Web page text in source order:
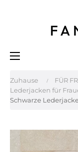
Umschalten
Navigation
☰
Zuhause FÜR
Lederjacken für
Schwarze